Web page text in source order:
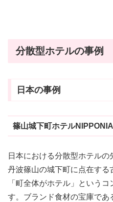
分散型ホテルの事例
日本の事例
篠山城下町ホテル
日本における分散型ホテルの
丹波篠山の城下町に点在する
「町全体がホテル」という
す。ブランド食材の宝庫で